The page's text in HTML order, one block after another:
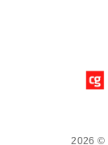
2026 ©